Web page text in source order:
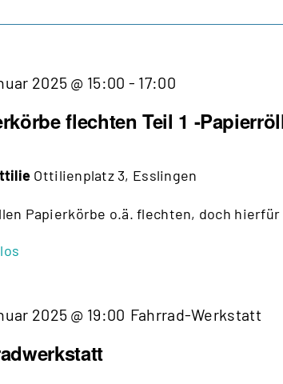
flechten Teil 1 -
2025 @ 15:00 - 17:00
-
Papierröllchen
Ottilienplatz 3, Esslingen
Papierkörbe o.ä. flechten, doch
2025 @ 19:00 Fahrrad-Werkstatt